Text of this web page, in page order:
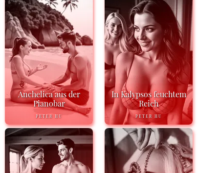
Anchelica aus der
Pianobar
PETER HU
In Kalypsos feuchtem
Reich
PETER HU